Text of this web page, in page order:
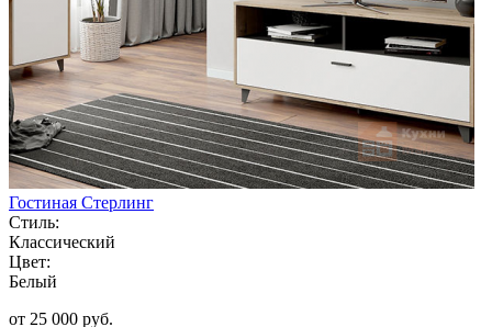
Гостиная Стерлинг
Стиль:
Классический
Цвет:
Белый
от 25 000 руб.